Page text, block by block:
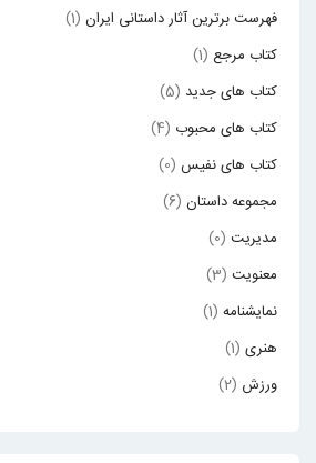
فهرست برترین آثار داستانی ایران (1)
کتاب مرجع (1)
کتاب های جدید (5)
کتاب های محبوب (4)
کتاب های نفیس (0)
مجموعه داستان (6)
مدیریت (0)
معنویت (3)
نمایشنامه (1)
هنری (1)
ورزش (2)